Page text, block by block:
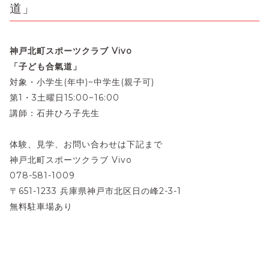
道」
神戸北町スポーツクラブ Vivo
「子ども合氣道」
対象・小学生(年中)~中学生(親子可)
第1・3土曜日15:00~16:00
講師：石井ひろ子先生
体験、見学、お問い合わせは下記まで
神戸北町スポーツクラブ Vivo
078-581-1009
〒651-1233 兵庫県神戸市北区日の峰2-3-1
無料駐車場あり